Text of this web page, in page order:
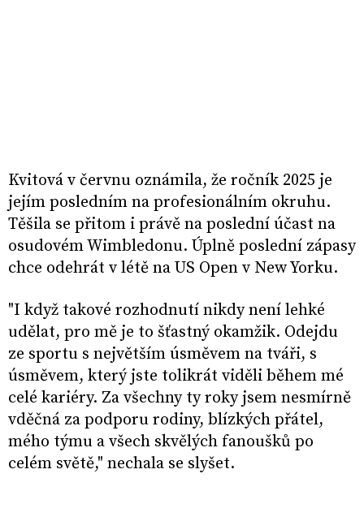
Kvitová v červnu oznámila, že ročník 2025 je
jejím posledním na profesionálním okruhu.
Těšila se přitom i právě na poslední účast na
osudovém Wimbledonu. Úplně poslední zápasy
chce odehrát v létě na US Open v New Yorku.
"I když takové rozhodnutí nikdy není lehké
udělat, pro mě je to šťastný okamžik. Odejdu
ze sportu s největším úsměvem na tváři, s
úsměvem, který jste tolikrát viděli během mé
celé kariéry. Za všechny ty roky jsem nesmírně
vděčná za podporu rodiny, blízkých přátel,
mého týmu a všech skvělých fanoušků po
celém světě," nechala se slyšet.